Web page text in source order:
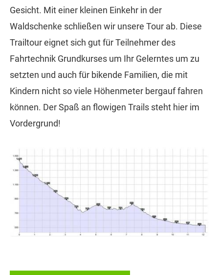
Gesicht. Mit einer kleinen Einkehr in der
Waldschenke schließen wir unsere Tour ab. Diese
Trailtour eignet sich gut für Teilnehmer des
Fahrtechnik Grundkurses um Ihr Gelerntes um zu
setzten und auch für bikende Familien, die mit
Kindern nicht so viele Höhenmeter bergauf fahren
können. Der Spaß an flowigen Trails steht hier im
Vordergrund!